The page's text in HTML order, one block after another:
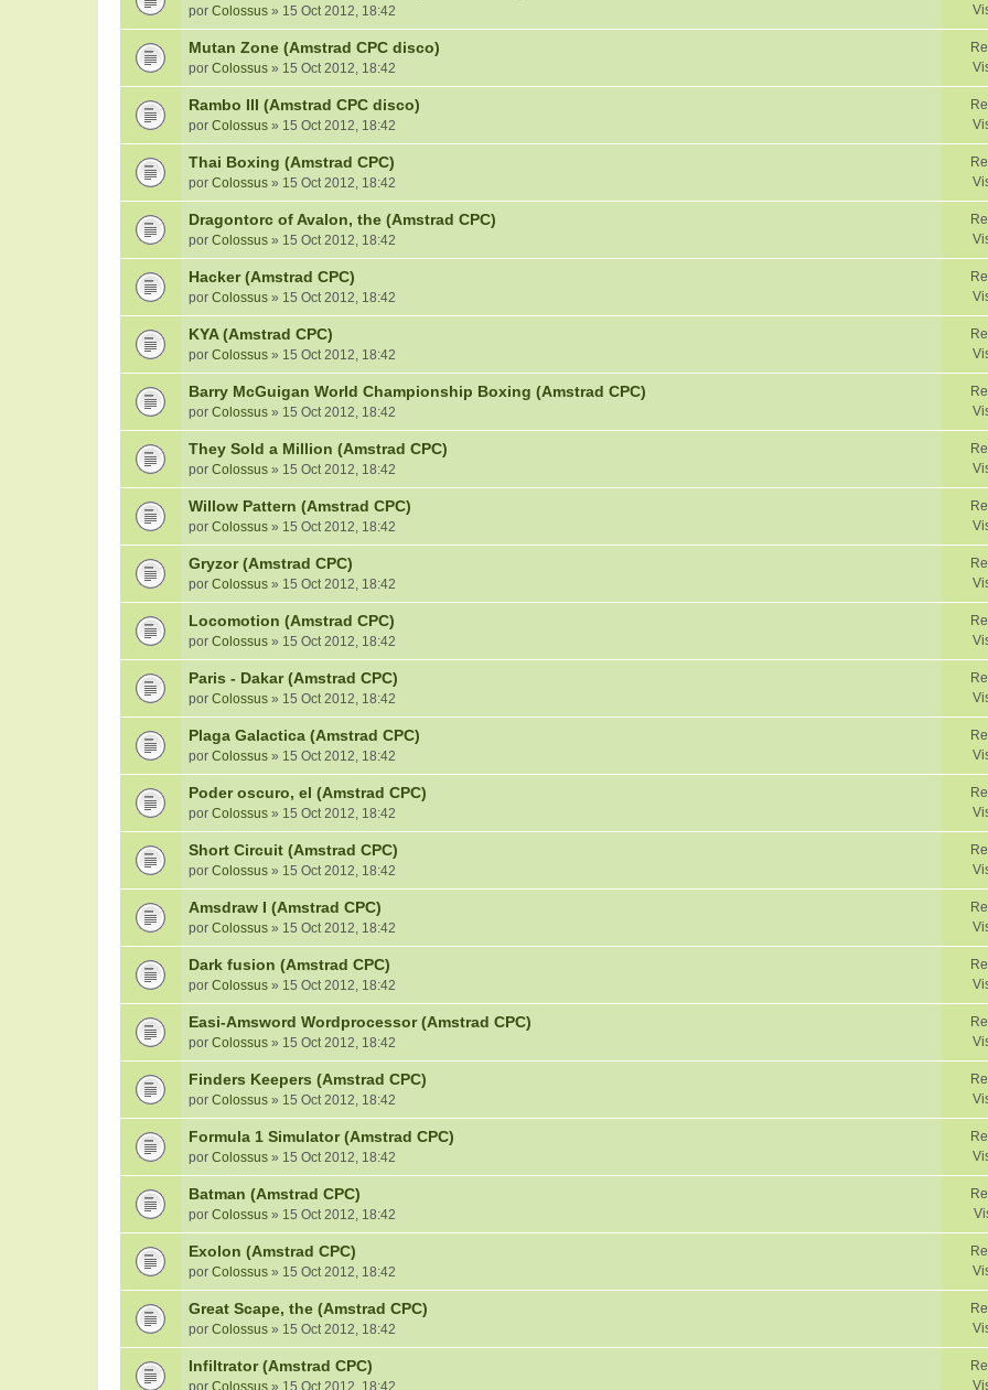
por Colossus » 15 Oct 2012, 18:42
Mutan Zone (Amstrad CPC disco)
por Colossus » 15 Oct 2012, 18:42
Rambo III (Amstrad CPC disco)
por Colossus » 15 Oct 2012, 18:42
Thai Boxing (Amstrad CPC)
por Colossus » 15 Oct 2012, 18:42
Dragontorc of Avalon, the (Amstrad CPC)
por Colossus » 15 Oct 2012, 18:42
Hacker (Amstrad CPC)
por Colossus » 15 Oct 2012, 18:42
KYA (Amstrad CPC)
por Colossus » 15 Oct 2012, 18:42
Barry McGuigan World Championship Boxing (Amstrad CPC)
por Colossus » 15 Oct 2012, 18:42
They Sold a Million (Amstrad CPC)
por Colossus » 15 Oct 2012, 18:42
Willow Pattern (Amstrad CPC)
por Colossus » 15 Oct 2012, 18:42
Gryzor (Amstrad CPC)
por Colossus » 15 Oct 2012, 18:42
Locomotion (Amstrad CPC)
por Colossus » 15 Oct 2012, 18:42
Paris - Dakar (Amstrad CPC)
por Colossus » 15 Oct 2012, 18:42
Plaga Galactica (Amstrad CPC)
por Colossus » 15 Oct 2012, 18:42
Poder oscuro, el (Amstrad CPC)
por Colossus » 15 Oct 2012, 18:42
Short Circuit (Amstrad CPC)
por Colossus » 15 Oct 2012, 18:42
Amsdraw I (Amstrad CPC)
por Colossus » 15 Oct 2012, 18:42
Dark fusion (Amstrad CPC)
por Colossus » 15 Oct 2012, 18:42
Easi-Amsword Wordprocessor (Amstrad CPC)
por Colossus » 15 Oct 2012, 18:42
Finders Keepers (Amstrad CPC)
por Colossus » 15 Oct 2012, 18:42
Formula 1 Simulator (Amstrad CPC)
por Colossus » 15 Oct 2012, 18:42
Batman (Amstrad CPC)
por Colossus » 15 Oct 2012, 18:42
Exolon (Amstrad CPC)
por Colossus » 15 Oct 2012, 18:42
Great Scape, the (Amstrad CPC)
por Colossus » 15 Oct 2012, 18:42
Infiltrator (Amstrad CPC)
por Colossus » 15 Oct 2012, 18:42